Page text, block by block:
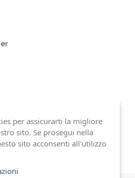
per assicurarti la migliore
sito. Se prosegui nella
sito acconsenti all'utilizzo